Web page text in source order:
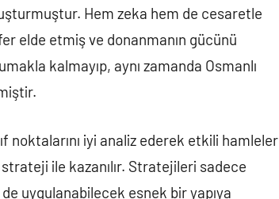
Hem zeka hem de cesaretle
elde etmiş ve donanmanın gücünü
kalmayıp, aynı zamanda Osmanlı
noktalarını iyi analiz ederek etkili hamleler
ile kazanılır. Stratejileri sadece
uygulanabilecek esnek bir yapıya